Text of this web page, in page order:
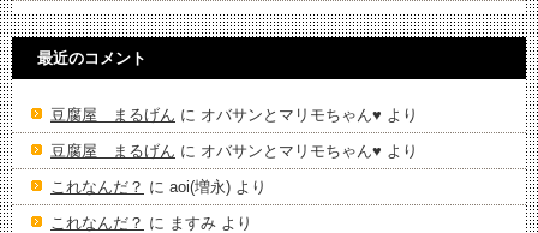
最近のコメント
豆腐屋 まるげん に オバサンとマリモちゃん♥️ より
豆腐屋 まるげん に オバサンとマリモちゃん♥️ より
これなんだ？ に aoi(増永) より
これなんだ？ に ますみ より